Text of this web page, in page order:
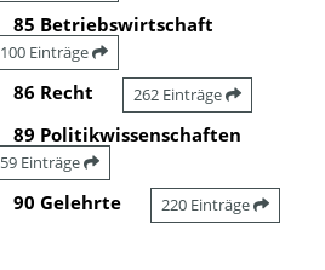
85 Betriebswirtschaft
100 Einträge
86 Recht 262 Einträge
89 Politikwissenschaften
59 Einträge
90 Gelehrte 220 Einträge